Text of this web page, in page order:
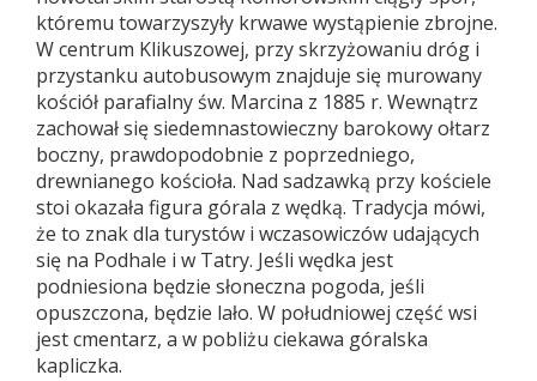
któremu towarzyszyły krwawe wystąpienie zbrojne.
W centrum Klikuszowej, przy skrzyżowaniu dróg i
przystanku autobusowym znajduje się murowany
kościół parafialny św. Marcina z 1885 r. Wewnątrz
zachował się siedemnastowieczny barokowy ołtarz
boczny, prawdopodobnie z poprzedniego,
drewnianego kościoła. Nad sadzawką przy kościele
stoi okazała figura górala z wędką. Tradycja mówi,
że to znak dla turystów i wczasowiczów udających
się na Podhale i w Tatry. Jeśli wędka jest
podniesiona będzie słoneczna pogoda, jeśli
opuszczona, będzie lało. W południowej część wsi
jest cmentarz, a w pobliżu ciekawa góralska
kapliczka.